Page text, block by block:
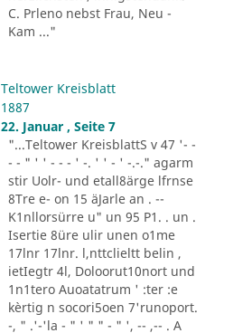
C. Prleno nebst Frau, Neu -
Kam ..."
Teltower Kreisblatt
1887
22. Januar , Seite 7
"...Teltower KreisblattS v 47 '- -
- - " ' ' - - - ' -. ' ' - ' -.-." agarm
stir Uolr- und etall8ärge lfrnse
8Tre e- on 15 äJarle an . --
K1nllorsürre u" un 95 P1. . un .
Isertie 8üre ulir unen o1me
17lnr 17lnr. l,nttclieltt belin ,
ietIegtr 4l, Doloorut10nort und
1n1tero Auoatatrum ' :ter :e
kèrtig n socori5oen 7'runoport.
-, " .'-'la - " ' " " - " ', -- ,-- . A